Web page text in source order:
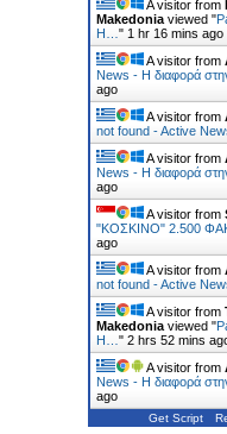
A visitor from
Makedonia viewed "
Η… " 1 hr 16 mins ago
A visitor from
News - Η διαφορά
ago
A visitor from
not found - Active
A visitor from
News - Η διαφορά
ago
A visitor from
"ΚΟΣΚΙΝΟ" 2.500
ago
A visitor from
not found - Active
A visitor from
Makedonia viewed "
Η… " 2 hrs 52 mins
A visitor from
News - Η διαφορά
ago
Get Script